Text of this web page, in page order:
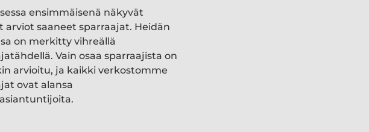
ensimmäisenä näkyvät
arviot saaneet sparraajat. Heidän
on merkitty vihreällä
Vain osaa sparraajista on
arvioitu, ja kaikki verkostomme
ovat alansa